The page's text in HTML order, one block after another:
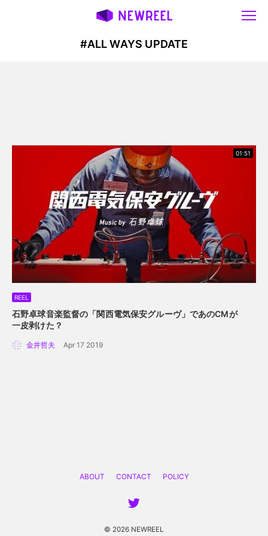
#ALL WAYS UPDATE
01:51
REEL
石野卓球音楽監督の「関西電気保安グルーヴ」であのCMが
一皮剥けた？
金井哲夫 Apr 17 2019
ABOUT CONTACT POLICY
© 2026 NEWREEL